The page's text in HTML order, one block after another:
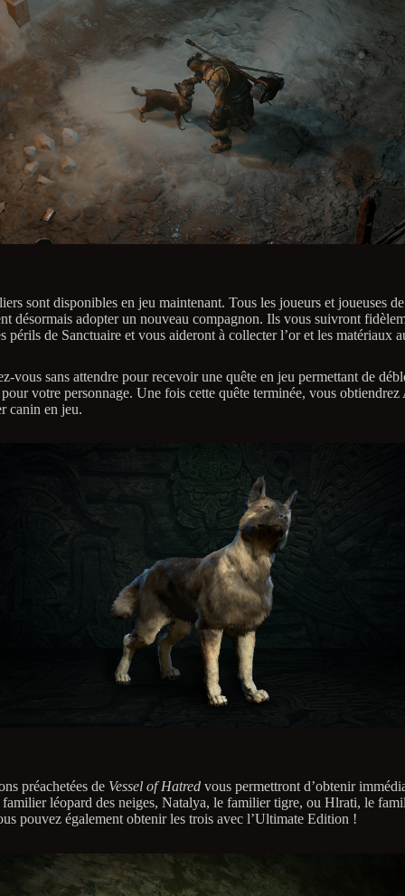
sont disponibles en jeu maintenant. Tous les joueurs et joueuses
désormais adopter un nouveau compagnon. Ils vous suivront
périls de Sanctuaire et vous aideront à collecter l’or et les matériaux
vous sans attendre pour recevoir une quête en jeu permettant de
votre personnage. Une fois cette quête terminée, vous obtiendrez
canin en jeu.
préachetées de Vessel of Hatred vous permettront d’obtenir
léopard des neiges, Natalya, le familier tigre, ou Hlrati, le
pouvez également obtenir les trois avec l’Ultimate Edition !